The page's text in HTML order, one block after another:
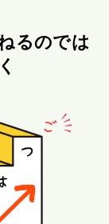
るのでは